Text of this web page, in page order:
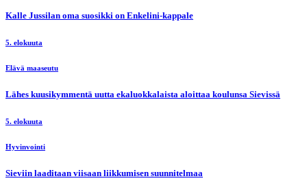
Kalle Jussilan oma suosikki on Enkelini-kappale
5. elokuuta
Elävä maaseutu
Lähes kuusikymmentä uutta ekaluokkalaista aloittaa koulunsa Sievissä
5. elokuuta
Hyvinvointi
Sieviin laaditaan viisaan liikkumisen suunnitelmaa